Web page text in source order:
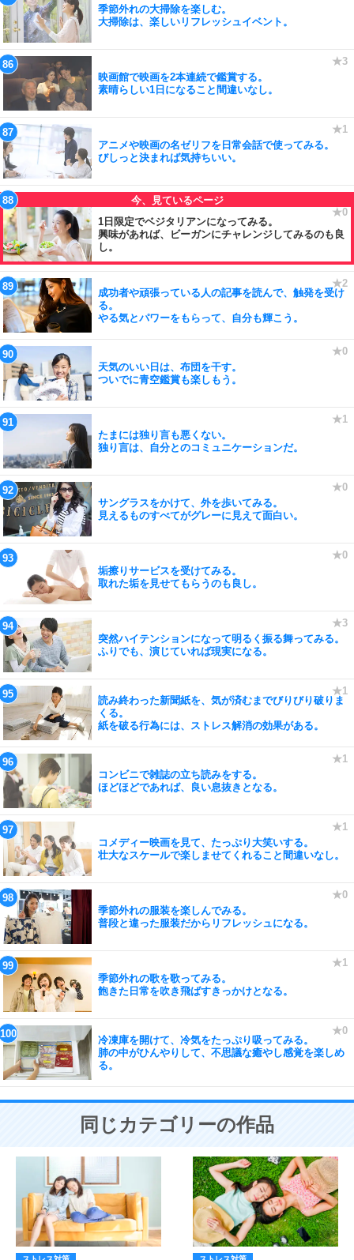
季節外れの大掃除を楽しむ。
大掃除は、楽しいリフレッシュイベント。
映画館で映画を2本連続で鑑賞する。
素晴らしい1日になること間違いなし。
アニメや映画の名ゼリフを日常会話で使ってみる。
びしっと決まれば気持ちいい。
1日限定でベジタリアンになってみる。
興味があれば、ビーガンにチャレンジしてみるのも良
し。
成功者や頑張っている人の記事を読んで、触発を受け
る。
やる気とパワーをもらって、自分も輝こう。
天気のいい日は、布団を干す。
ついでに青空鑑賞も楽しもう。
たまには独り言も悪くない。
独り言は、自分とのコミュニケーションだ。
サングラスをかけて、外を歩いてみる。
見えるものすべてがグレーに見えて面白い。
垢擦りサービスを受けてみる。
取れた垢を見せてもらうのも良し。
突然ハイテンションになって明るく振る舞ってみる。
ふりでも、演じていれば現実になる。
読み終わった新聞紙を、気が済むまでびりびり破りま
くる。
紙を破る行為には、ストレス解消の効果がある。
コンビニで雑誌の立ち読みをする。
ほどほどであれば、良い息抜きとなる。
コメディー映画を見て、たっぷり大笑いする。
壮大なスケールで楽しませてくれること間違いなし。
季節外れの服装を楽しんでみる。
普段と違った服装だからリフレッシュになる。
季節外れの歌を歌ってみる。
飽きた日常を吹き飛ばすきっかけとなる。
冷凍庫を開けて、冷気をたっぷり吸ってみる。
肺の中がひんやりして、不思議な癒やし感覚を楽しめ
る。
同じカテゴリーの作品